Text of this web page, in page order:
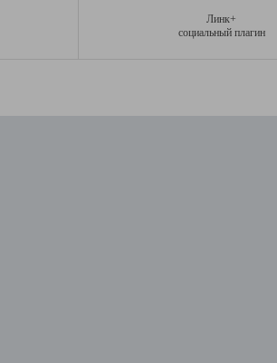
Линк+
социальный плагин